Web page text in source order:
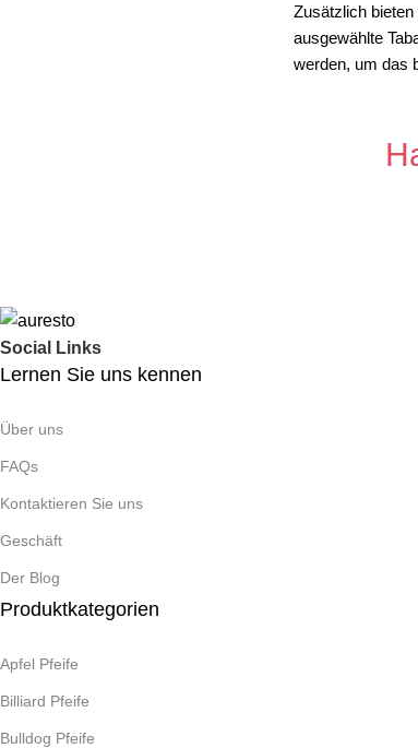
Zusätzlich
ausgewählte
werden, um das
Social Links
Lernen Sie uns kennen
Über uns
FAQs
Kontaktieren Sie uns
Geschäft
Der Blog
Produktkategorien
Apfel Pfeife
Billiard Pfeife
Bulldog Pfeife